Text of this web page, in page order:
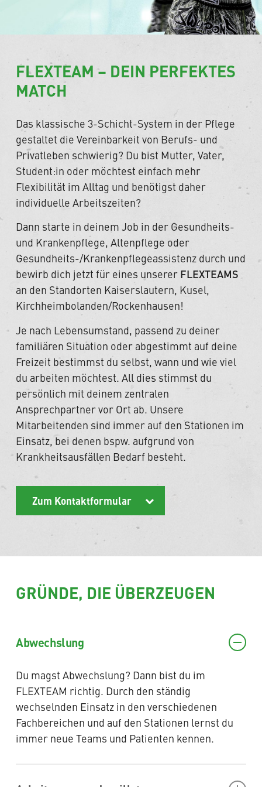
FLEXTEAM – DEIN PERFEKTES
MATCH
Das klassische 3-Schicht-System in der Pflege
gestaltet die Vereinbarkeit von Berufs- und
Privatleben schwierig? Du bist Mutter, Vater,
Student:in oder möchtest einfach mehr
Flexibilität im Alltag und benötigst daher
individuelle Arbeitszeiten?
Dann starte in deinem Job in der Gesundheits-
und Krankenpflege, Altenpflege oder
Gesundheits-/Krankenpflegeassistenz durch und
bewirb dich jetzt für eines unserer FLEXTEAMS
an den Standorten Kaiserslautern, Kusel,
Kirchheimbolanden/Rockenhausen!
Je nach Lebensumstand, passend zu deiner
familiären Situation oder abgestimmt auf deine
Freizeit bestimmst du selbst, wann und wie viel
du arbeiten möchtest. All dies stimmst du
persönlich mit deinem zentralen
Ansprechpartner vor Ort ab. Unsere
Mitarbeitenden sind immer auf den Stationen im
Einsatz, bei denen bspw. aufgrund von
Krankheitsausfällen Bedarf besteht.
Zum Kontaktformular
GRÜNDE, DIE ÜBERZEUGEN
Abwechslung
Du magst Abwechslung? Dann bist du im
FLEXTEAM richtig. Durch den ständig
wechselnden Einsatz in den verschiedenen
Fachbereichen und auf den Stationen lernst du
immer neue Teams und Patienten kennen.